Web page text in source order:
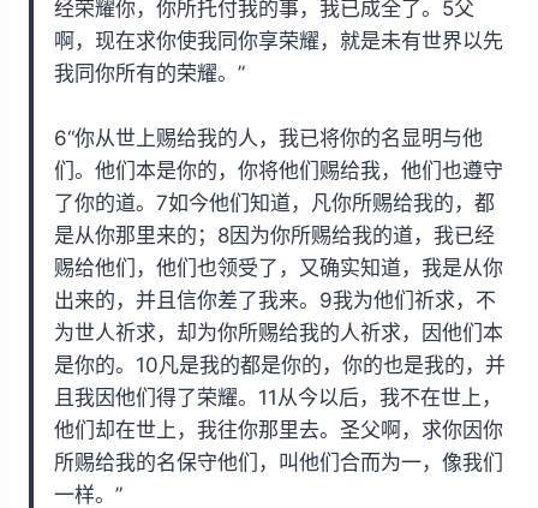
经荣耀你，你所托付我的事，我已成全了。5父
啊，现在求你使我同你享荣耀，就是未有世界以先
我同你所有的荣耀。”
6“你从世上赐给我的人，我已将你的名显明与他
们。他们本是你的，你将他们赐给我，他们也遵守
了你的道。7如今他们知道，凡你所赐给我的，都
是从你那里来的；8因为你所赐给我的道，我已经
赐给他们，他们也领受了，又确实知道，我是从你
出来的，并且信你差了我来。9我为他们祈求，不
为世人祈求，却为你所赐给我的人祈求，因他们本
是你的。10凡是我的都是你的，你的也是我的，并
且我因他们得了荣耀。11从今以后，我不在世上，
他们却在世上，我往你那里去。圣父啊，求你因你
所赐给我的名保守他们，叫他们合而为一，像我们
一样。”